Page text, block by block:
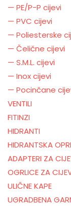
— PE/P-P cijevi
— PVC cijevi
— Poliesterske
— Čelične cijevi
— S.M.L. cijevi
— Inox cijevi
— Pocinčane
VENTILI
FITINZI
HIDRANTI
HIDRANTSKA
ADAPTERI ZA
OGRLICE ZA
ULIČNE KAPE
UGRADBENA